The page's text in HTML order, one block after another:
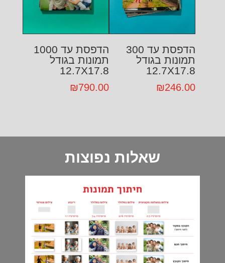
הדפסת עד 300
תמונות בגודל
12.7X17.8
₪246.00
הדפסת עד 1000
תמונות בגודל
12.7X17.8
₪790.00
שאלות נפוצות